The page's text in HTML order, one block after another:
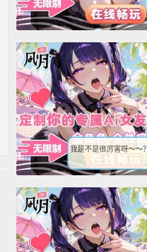
我是不是很厉害呀～～？